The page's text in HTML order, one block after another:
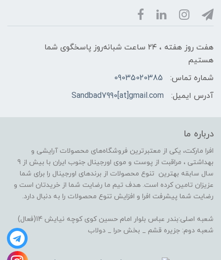
هفت روز هفته ، ۲۴ ساعت شبانه‌روز پاسخگوی شما
هستیم
شماره تماس:
09035020385
آدرس ایمیل:
Sandbad7990[at]gmail.com
درباره ما
افرا مارکت، یکی از معتبرترین فروشگاه‌های محصولات آرایشی و
بهداشتی ، مراقبت از پوست و موی اورجینال جنوب ایران با بیش از 9
سال سابقه بهترین تنوع محصولات از برندهای اورجینال را برای شما
عزیزان تامین کرده است. هدف تیم ما رضایت شما از خریدتان است و
رضایت شما پیشرفت افرا و افزایش تنوع محصولات را به دنبال دارد.
شعبه اصلی:بندر عباس بلوار امام حسین کوی کوچه نیایش 14(فعال)
شعبه دوم: جزیره قشم _ بخش حرا _ دولاب